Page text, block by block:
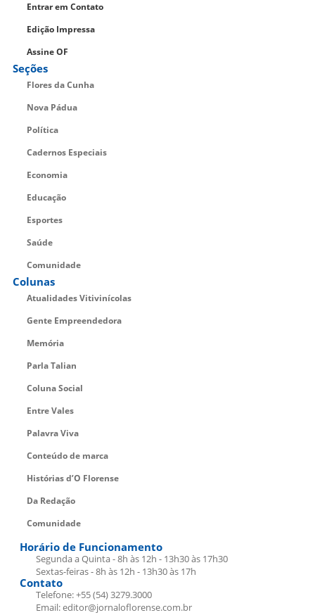
Entrar em Contato
Edição Impressa
Assine OF
Seções
Flores da Cunha
Nova Pádua
Política
Cadernos Especiais
Economia
Educação
Esportes
Saúde
Comunidade
Colunas
Atualidades Vitivinícolas
Gente Empreendedora
Memória
Parla Talian
Coluna Social
Entre Vales
Palavra Viva
Conteúdo de marca
Histórias d’O Florense
Da Redação
Comunidade
Horário de Funcionamento
Segunda a Quinta - 8h às 12h - 13h30 às 17h30
Sextas-feiras - 8h às 12h - 13h30 às 17h
Contato
Telefone: +55 (54) 3279.3000
Email: editor@jornaloflorense.com.br